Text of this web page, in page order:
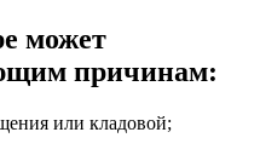
может
причинам:
или кладовой;